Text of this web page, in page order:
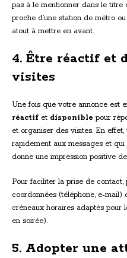
pas à le mentionner dans le titre
proche d’une station de métro
atout à mettre en avant.
4. Être réactif et
visites
Une fois que votre annonce est
réactif et disponible pour
et organiser des visites. En
rapidement aux messages et
donne une impression positive
Pour faciliter la prise de contact,
coordonnées (téléphone, e-mail)
créneaux horaires adaptés pour
en soirée).
5. Adopter une